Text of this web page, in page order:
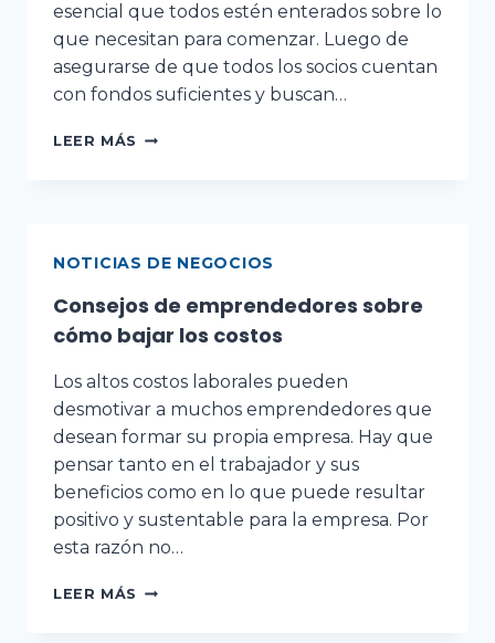
esencial que todos estén enterados sobre lo
que necesitan para comenzar. Luego de
asegurarse de que todos los socios cuentan
con fondos suficientes y buscan…
LEER MÁS
NOTICIAS DE NEGOCIOS
Consejos de emprendedores sobre
cómo bajar los costos
Los altos costos laborales pueden
desmotivar a muchos emprendedores que
desean formar su propia empresa. Hay que
pensar tanto en el trabajador y sus
beneficios como en lo que puede resultar
positivo y sustentable para la empresa. Por
esta razón no…
LEER MÁS